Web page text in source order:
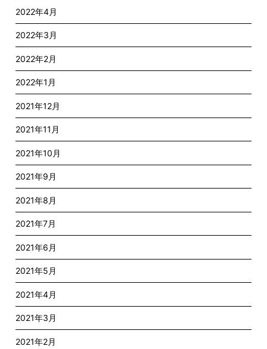
2022年4月
2022年3月
2022年2月
2022年1月
2021年12月
2021年11月
2021年10月
2021年9月
2021年8月
2021年7月
2021年6月
2021年5月
2021年4月
2021年3月
2021年2月